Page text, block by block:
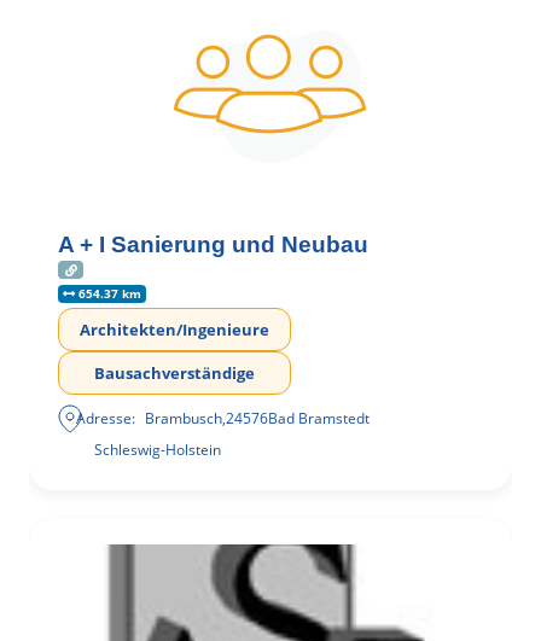
A + I Sanierung und Neubau
654.37 km
Architekten/Ingenieure
Bausachverständige
Adresse: Brambusch,24576Bad Bramstedt
Schleswig-Holstein